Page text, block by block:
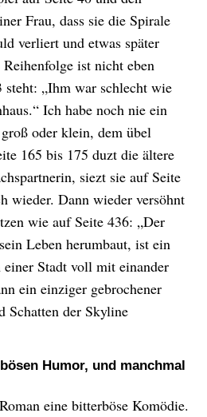
Frau, dass sie die Spirale
verliert und etwas später
ist nicht eben
„Ihm war schlecht wie
Ich habe noch nie ein
oder klein, dem übel
165 bis 175 duzt die ältere
siezt sie auf Seite
wieder. Dann wieder versöhnt
wie auf Seite 436: „Der
Leben herumbaut, ist ein
Stadt voll mit einander
ein einziger gebrochener
Schatten der Skyline
Humor, und manchmal
eine bitterböse Komödie.